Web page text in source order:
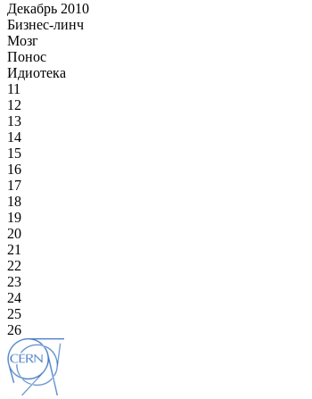
Декабрь 2010
Бизнес-линч
Мозг
Понос
Идиотека
11
12
13
14
15
16
17
18
19
20
21
22
23
24
25
26